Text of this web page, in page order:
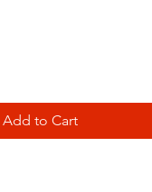
Add to Cart